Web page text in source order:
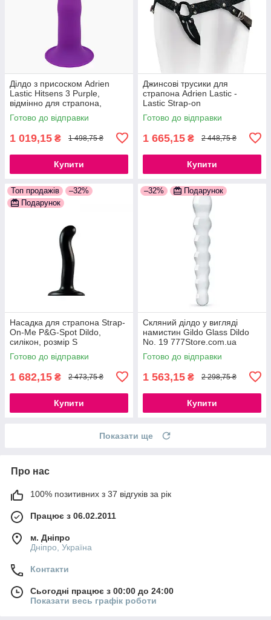
Ділдо з присоском Adrien
Lastic Hitsens 3 Purple,
відмінно для страпона,
діаметр 4,1 см, довжина 18,2
см 777Store.com.ua
Готово до відправки
1 019,15 ₴ 1 498,75 ₴
Купити
Джинсові трусики для
страпона Adrien Lastic -
Lastic Strap-on
777Store.com.ua
Готово до відправки
1 665,15 ₴ 2 448,75 ₴
Купити
Топ продажів
–32%
Подарунок
Насадка для страпона Strap-
On-Me P&G-Spot Dildo,
силікон, розмір S
777Store.com.ua
Готово до відправки
1 682,15 ₴ 2 473,75 ₴
Купити
–32% Подарунок
Скляний ділдо у вигляді
намистин Gildo Glass Dildo
No. 19 777Store.com.ua
Готово до відправки
1 563,15 ₴ 2 298,75 ₴
Купити
Показати ще
Про нас
100% позитивних з 37 відгуків за рік
Працює з 06.02.2011
м. Дніпро
Дніпро, Україна
Контакти
Сьогодні працює з 00:00 до 24:00
Показати весь графік роботи